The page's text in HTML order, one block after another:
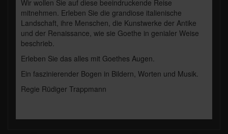
Wir wollen Sie auf diese beeindruckende Reise
mitnehmen. Erleben Sie die grandiose italienische
Landschaft, ihre Menschen, die Kunstwerke der Antike
und der Renaissance, wie sie Goethe in genialer Weise
beschrieb.
Erleben Sie das alles mit Goethes Augen.
Ein faszinierender Bogen in Bildern, Worten und Musik.
Regie Rüdiger Trappmann